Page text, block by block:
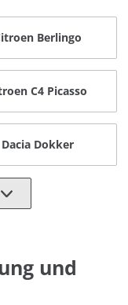
Berlingo
C4 Picasso
Dacia Dokker
und